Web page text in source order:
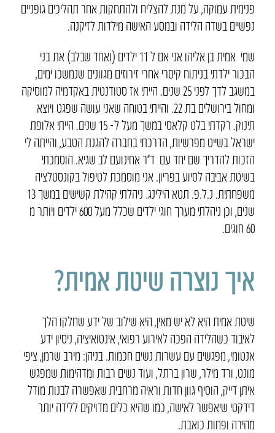
פנימית עמוקה, על מנת להצליח ולהתחקות אחר תהליכים גופניים
נפשיים בשדה הלידה ובמסע האישה מילדות לזיקנה.
שמי אמית בן אליהו אני אם ל 11 ילדים (ואחד שבלב) את בני
הבכור ילדתי בניתוח קיסרי אחרי זירוזים מגוונים שנמשכו ימים,
במשגב לדך לפני 25 שנים. הייתי אז סטודנטית באקדמיה למוסיקה
ומחול בירושלים בת 22. והייתי בטוחה שאני עושה שפגט ויוצא
תינוק. רקדתי בלט קלאסי במשך מעל ל- 15 שנים. הייתי אלופת
ישראל בשייט מפרשיות, הדרכתי בחברה להגנת הטבע, והייתה לי
הזכות להדריך שם יחד עם ד”ר אחינועם לב שגיא. הוסמכתי
בשיטת אביבה לסיוע בפריון. אני מוסמכת לטיפול בקונסטלציה
משפחתית. נ.ל.פ. תטא הילינג. ניהלתי קהילת קשישים במשך 13
שנים, וכן ניהלתי מערך חוגי ילדים שכלל מעל 600 ילדים ויותר מ
60 חוגים.
איך נוצרה שיטת אמית?
שיטת אמית היא לא יש מאין, היא שילוב של ידע שחלקו הלך
לאיבוד כשהלידה הפכה לאירוע רפואי, אינטואיציה, ניסיון ידע
אנטומי, מפגשים עם עשרות נשים חכמות. בניהן: מירב שרמן, ציפי
מונט, ורד מילר, שרון ברתל, ועוד נשים רבות ומדהימות שמפגש
איתן דייק, הוסיף גוון חדות וראיה מרחבית שאפשרה לבנות מודל
דידקטי שיאפשר לאישה, כמו שהיא כלים מדויקים ללידה יותר
מהירה ופחות כואבת.